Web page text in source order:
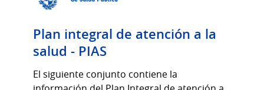
Plan integral de atención a la
salud - PIAS
El siguiente conjunto contiene la